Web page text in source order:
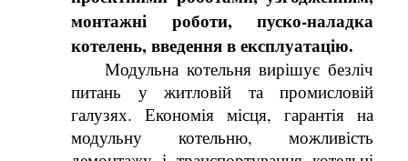
монтажні роботи, пуско-наладка
котелень, введення в експлуатацію.
Модульна котельня вирішує безліч
питань у житловій та промисловій
галузях. Економія місця, гарантія на
модульну котельню, можливість